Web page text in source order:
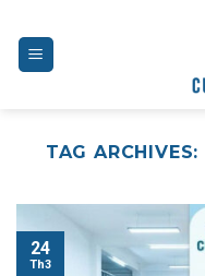
content
TAG ARCHIVES:
24
Th3